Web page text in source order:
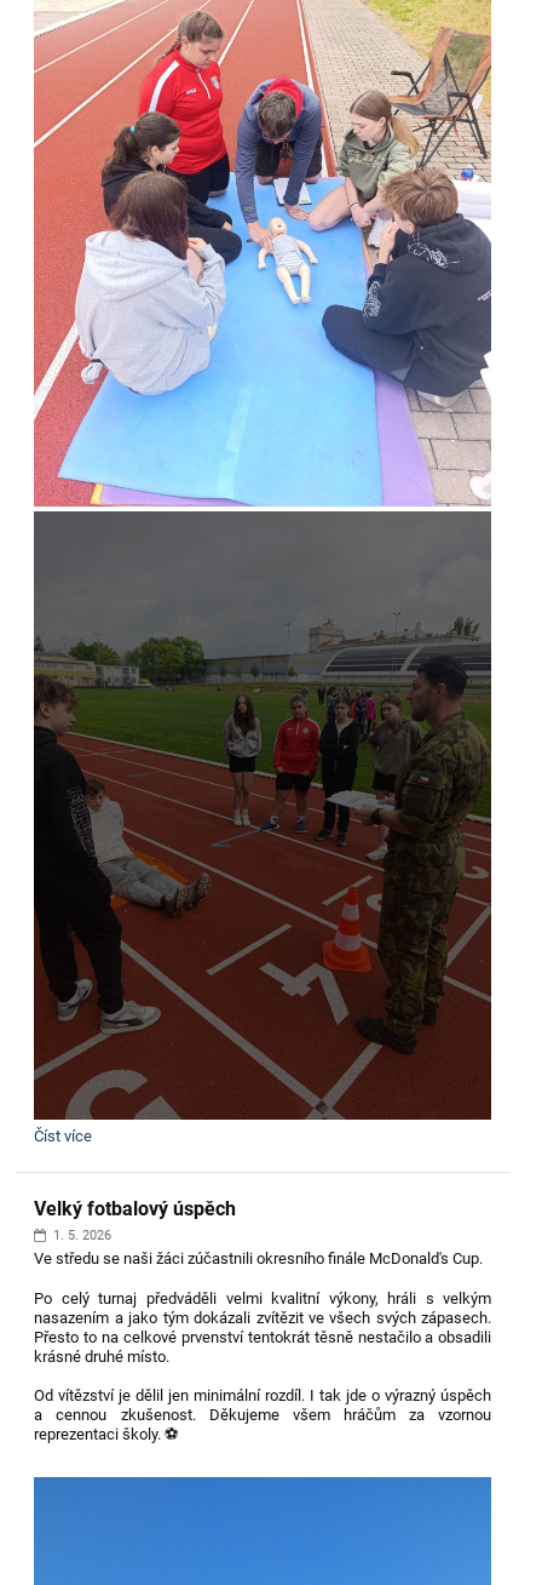
Soutěž
poskytování
pomoci:
Číst více
Velký fotbalový úspěch
1. 5. 2026
Ve středu se naši žáci zúčastnili okresního finále McDonald's Cup.
Po celý turnaj předváděli velmi kvalitní výkony, hráli s velkým
nasazením a jako tým dokázali zvítězit ve všech svých zápasech.
Přesto to na celkové prvenství tentokrát těsně nestačilo a obsadili
krásné druhé místo.
Od vítězství je dělil jen minimální rozdíl. I tak jde o výrazný úspěch
a cennou zkušenost. Děkujeme všem hráčům za vzornou
reprezentaci školy. ⚽